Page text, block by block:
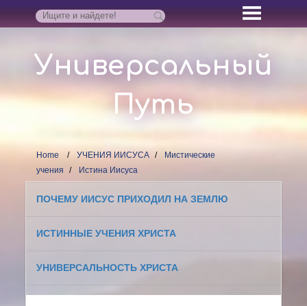
Универсальный
Путь
Home УЧЕНИЯ ИИСУСА
Мистические
учения
Истина Иисуса
ПОЧЕМУ ИИСУС ПРИХОДИЛ НА ЗЕМЛЮ
ИСТИННЫЕ УЧЕНИЯ ХРИСТА
УНИВЕРСАЛЬНОСТЬ ХРИСТА